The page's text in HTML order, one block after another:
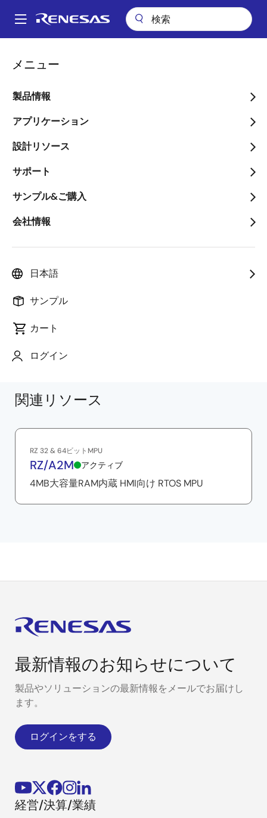
ン
Main
メニュー
製品情報
アプリケーション
設計リソース
サポート
サンプル&ご購入
会社情報
日本語
サンプル
カート
ログイン
パ
ン
く
ず
現するビジュアルサーボ
このビデオについて
ビジョン＆ダイナミクス・インテグレーションを実践
ョンでは、手先に付けた小型カメラと当社製マイコン
をリアルタイムに追従し把持します。 画像処理でター
ゲットを特定するため、難しいティーチングも不要で
す。
関連リソース
RZ 32 & 64ビットMPU
RZ/A2M アクティブ
4MB大容量RAM内蔵 HMI向け RTOS MPU
最新情報のお知らせについて
製品やソリューションの最新情報をメールでお届けし
ます。
ログインをする
経営/決算/業績